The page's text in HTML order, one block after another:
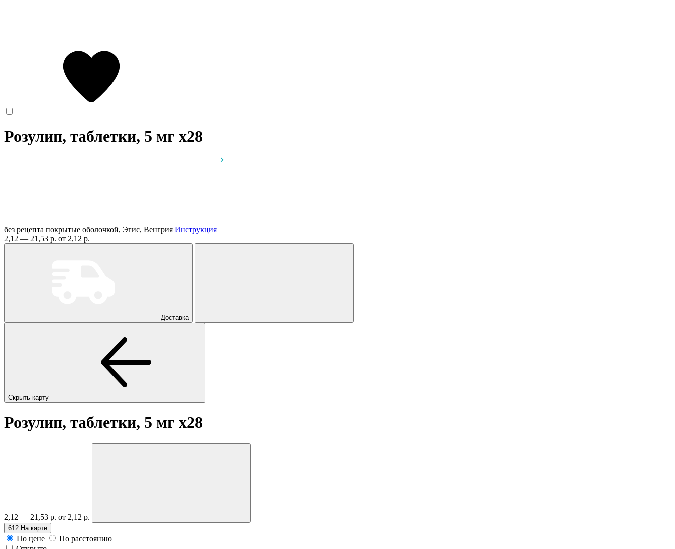
Розулип, таблетки, 5 мг x28
без рецепта покрытые оболочкой, Эгис, Венгрия Инструкция
2,12 — 21,53 р. от 2,12 р.
Доставка
Скрыть карту
Розулип, таблетки, 5 мг x28
2,12 — 21,53 р. от 2,12 р.
612 На карте
По цене
По расстоянию